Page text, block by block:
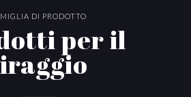
DI PRODOTTO
per il